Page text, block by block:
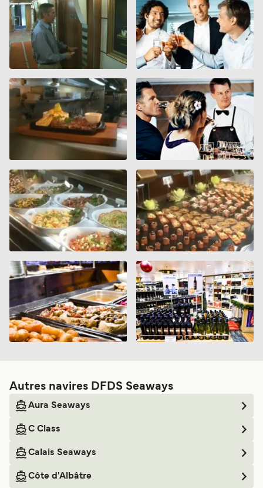
vacances encadrées trop faiblement. Il conviendrait
indiquer de façon polie et/ou humoristique de respecter
une certaine tranquillité aux heures nocturnes (par
exemple, de 22 h à 06 h). Cette invitation à un minimum de
civilité, devrait figurer sur les infos générales de la
réservation et à quelques endroits importants près des
cabines (ascenseurs, escaliers).
Autres navires DFDS Seaways
Aura Seaways
C Class
Calais Seaways
Côte d'Albâtre